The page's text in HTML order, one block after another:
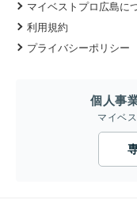
マイベストプロ広島に
利用規約
プライバシーポリシー
個人事
マイベ